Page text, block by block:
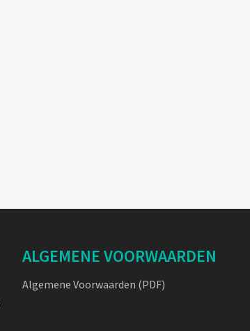
ALGEMENE VOORWAARDEN
Algemene Voorwaarden (PDF)